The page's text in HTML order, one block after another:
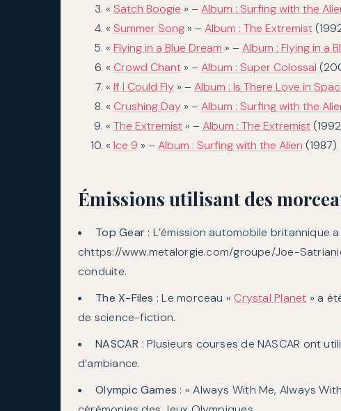
« Satch Boogie » – Album : Surfing with the
« Summer Song » – Album : The Extremist
« Flying in a Blue Dream » – Album : Flying in a
« Crowd Chant » – Album : Super Colossal
« If I Could Fly » – Album : Is There Love in
« Crushing Day » – Album : Surfing with the
« The Extremist » – Album : The Extremist
« Ice 9 » – Album : Surfing with the Alien (1987)
Émissions utilisant des
Top Gear : L’émission automobile britannique
chttps://www.metalorgie.com/groupe/Joe-
conduite.
The X-Files : Le morceau «Crystal Planet » a
de science-fiction.
NASCAR : Plusieurs courses de NASCAR ont
d’ambiance.
Olympic Games : « Always With Me, Always